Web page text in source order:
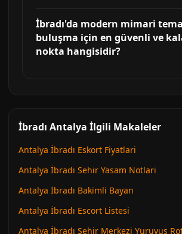
İbradı'da modern mimari
buluşma için en güvenli ve
nokta hangisidir?
İbradı Antalya İlgili Makaleler
Antalya İbradı Eskort Fiyatlari
Antalya İbradı Sehir Yasam Notlari
Antalya İbradı Bakimli Bayan
Antalya İbradı Escort Listesi
Antalya İbradı Sehir Merkezi Yuruyus